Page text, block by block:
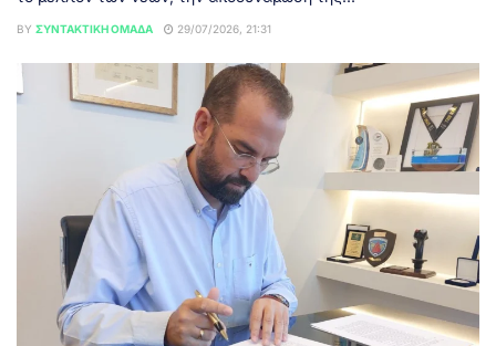
BY ΣΥΝΤΑΚΤΙΚΉ ΟΜΆΔΑ 29/07/2026, 21:31